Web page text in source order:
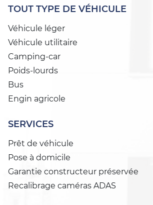
TOUT TYPE DE VÉHICULE
Véhicule léger
Véhicule utilitaire
Camping-car
Poids-lourds
Bus
Engin agricole
SERVICES
Prêt de véhicule
Pose à domicile
Garantie constructeur préservée
Recalibrage caméras ADAS